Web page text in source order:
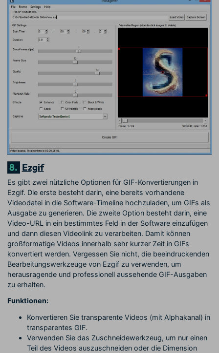
8. Ezgif
Es gibt zwei nützliche Optionen für GIF-Konvertierungen in
Ezgif. Die erste besteht darin, eine bereits vorhandene
Videodatei in die Software-Timeline hochzuladen, um GIFs als
Ausgabe zu generieren. Die zweite Option besteht darin, eine
Video-URL in ein bestimmtes Feld in der Software einzufügen
und dann diesen Videolink zu verarbeiten. Damit können
großformatige Videos innerhalb sehr kurzer Zeit in GIFs
konvertiert werden. Vergessen Sie nicht, die beeindruckenden
Bearbeitungswerkzeuge von Ezgif zu verwenden, um
herausragende und professionell aussehende GIF-Ausgaben
zu erhalten.
Funktionen:
Konvertieren Sie transparente Videos (mit Alphakanal) in
transparentes GIF.
Verwenden Sie das Zuschneidewerkzeug, um nur einen
Teil des Videos auszuschneiden oder die Dimension